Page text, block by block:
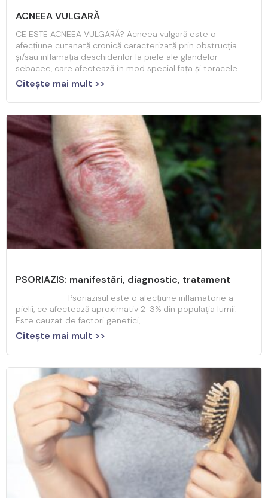
ACNEEA VULGARĂ
CE ESTE ACNEEA VULGARĂ? Acneea vulgară este o
afecțiune cutanată cronică caracterizată prin obstrucția
și/sau inflamația deschiderilor la piele ale glandelor
sebacee, care afectează în mod special fața și toracele....
Citeşte mai mult >>
PSORIAZIS: manifestări, diagnostic, tratament
Psoriazisul este o afecțiune inflamatorie a
pielii, ce afectează aproximativ 2-3% din populația lumii.
Este cauzat de factori genetici,...
Citeşte mai mult >>